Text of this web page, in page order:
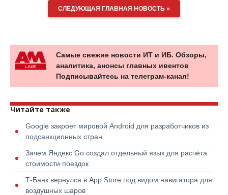
СЛЕДУЮЩАЯ ГЛАВНАЯ НОВОСТЬ »
Самые свежие новости ИТ и ИБ. Обзоры,
аналитика, анонсы главных ивентов
Подписывайтесь на телеграм-канал!
Читайте также
Google закроет мировой Android для разработчиков из
подсанкционных стран
Зачем Яндекс Go создал отдельный язык для расчёта
стоимости поездок
Т-Банк вернулся в App Store под видом навигатора для
воздушных шаров